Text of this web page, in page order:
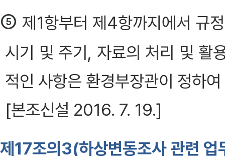
⑤ 제1항부터 제4항까지에서 규
시기 및 주기, 자료의 처리 및 활
적인 사항은 환경부장관이 정하
[본조신설 2016. 7. 19.]
제17조의3(하상변동조사 관련 업